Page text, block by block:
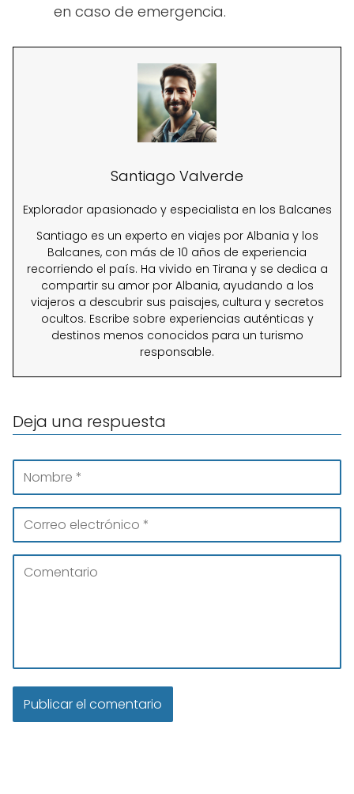
en caso de emergencia.
Santiago Valverde
Explorador apasionado y especialista en los Balcanes
Santiago es un experto en viajes por Albania y los
Balcanes, con más de 10 años de experiencia
recorriendo el país. Ha vivido en Tirana y se dedica a
compartir su amor por Albania, ayudando a los
viajeros a descubrir sus paisajes, cultura y secretos
ocultos. Escribe sobre experiencias auténticas y
destinos menos conocidos para un turismo
responsable.
Deja una respuesta